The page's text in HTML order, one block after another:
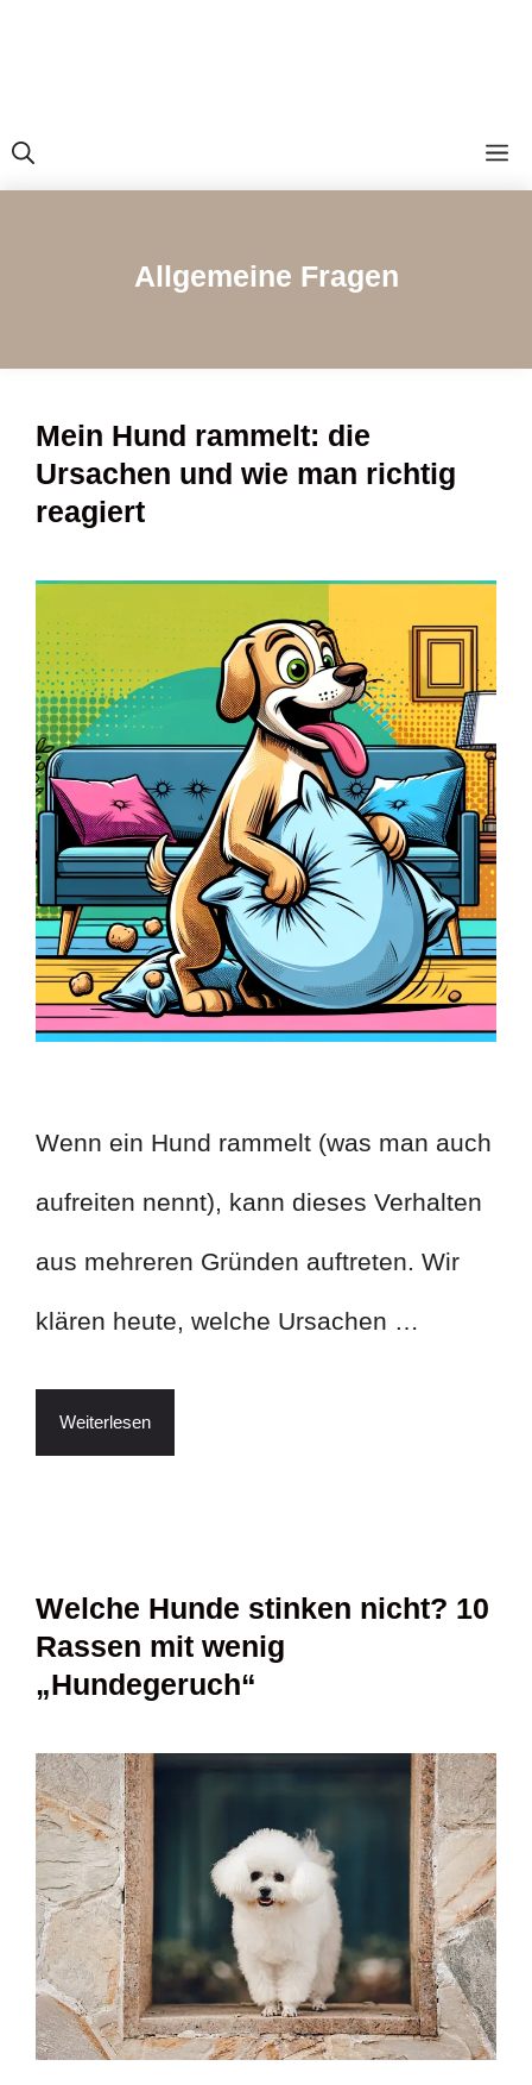
Allgemeine Fragen
Mein Hund rammelt: die
Ursachen und wie man richtig
reagiert
Wenn ein Hund rammelt (was man auch
aufreiten nennt), kann dieses Verhalten
aus mehreren Gründen auftreten. Wir
klären heute, welche Ursachen …
Weiterlesen
Welche Hunde stinken nicht? 10
Rassen mit wenig
„Hundegeruch“